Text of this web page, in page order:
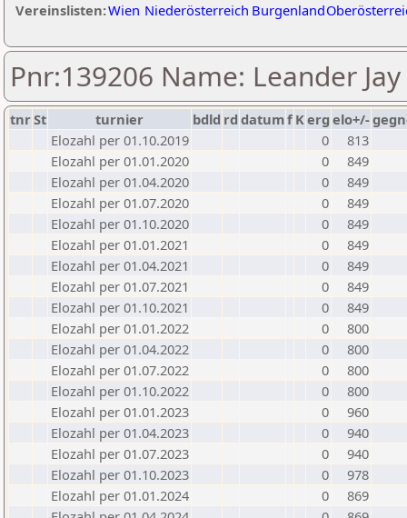
Vereinslisten:Wien Niederösterreich Burgenland
Pnr:139206 Name: Leander
tnrSt turnier bdld rd datumf Kerg elo+/-
Elozahl per 01.10.2019
0
813
Elozahl per 01.01.2020
0
849
Elozahl per 01.04.2020
0
849
Elozahl per 01.07.2020
0
849
Elozahl per 01.10.2020
0
849
Elozahl per 01.01.2021
0
849
Elozahl per 01.04.2021
0
849
Elozahl per 01.07.2021
0
849
Elozahl per 01.10.2021
0
849
Elozahl per 01.01.2022
0
800
Elozahl per 01.04.2022
0
800
Elozahl per 01.07.2022
0
800
Elozahl per 01.10.2022
0
800
Elozahl per 01.01.2023
0
960
Elozahl per 01.04.2023
0
940
Elozahl per 01.07.2023
0
940
Elozahl per 01.10.2023
0
978
Elozahl per 01.01.2024
0
869